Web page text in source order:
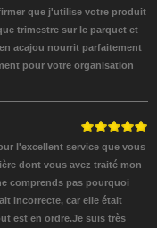
que j'utilise votre produit
trimestre sur le parquet et
acajou nourrit parfaitement
pour votre organisation
l'excellent service que vous
dont vous avez traité mon
comprends pas pourquoi
incorrecte, car elle était
est en ordre.Je suis très